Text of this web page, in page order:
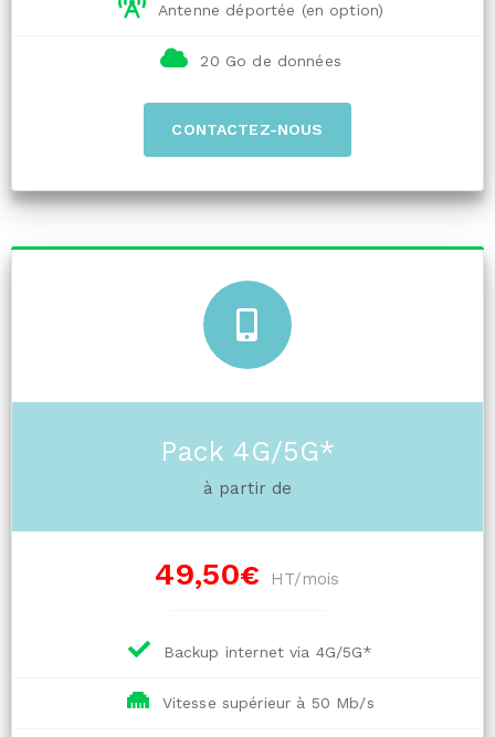
Antenne déportée (en option)
20 Go de données
CONTACTEZ-NOUS
Pack 4G/5G*
à partir de
49,50€ HT/mois
Backup internet via 4G/5G*
Vitesse supérieur à 50 Mb/s